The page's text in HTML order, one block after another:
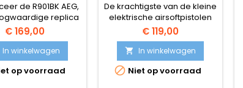
de R901BK AEG,
replica
AUG A2 gemaakt
Armament.
voor
en
heeft dit Bullpup
€ 169,00
In winkelwagen
op voorraad
De krachtigste van de kleine
elektrische airsoftpistolen
€ 119,00
 In winkelwagen
 Niet op voorraad